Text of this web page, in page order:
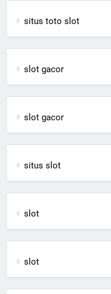
situs toto slot
slot gacor
slot gacor
situs slot
slot
slot